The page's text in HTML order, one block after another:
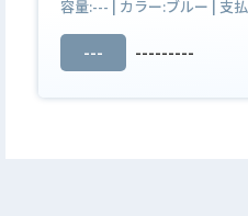
容量:--- | カラー:ブルー | 支
--- ---------